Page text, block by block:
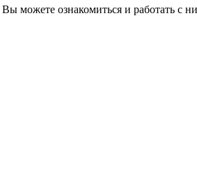
можете ознакомиться и работать с